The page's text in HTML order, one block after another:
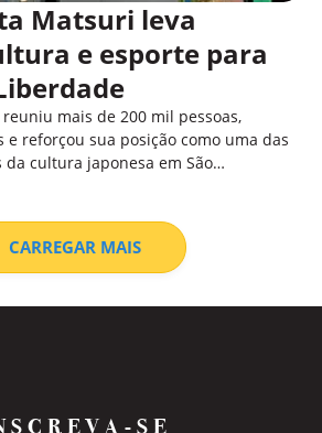
Matsuri leva
e esporte para
mais de 200 mil pessoas,
reforçou sua posição como uma das
da cultura japonesa em São…
CARREGAR MAIS
SE